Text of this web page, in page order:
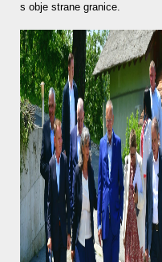
s obje strane granice.